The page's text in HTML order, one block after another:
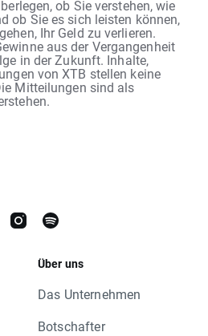
ob Sie verstehen, wie
ob Sie es sich leisten können,
Ihr Geld zu verlieren.
aus der Vergangenheit
in der Zukunft. Inhalte,
von XTB stellen keine
Mitteilungen sind als
Über uns
Das Unternehmen
Botschafter